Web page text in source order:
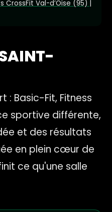
CrossFit Val-d’Oise (95) |
SAINT-
: Basic-Fit, Fitness
sportive différente,
et des résultats
en plein cœur de
ce qu'une salle